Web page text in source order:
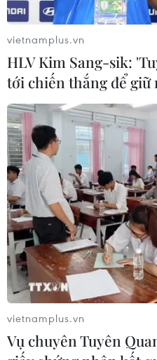
vietnamplus.vn
HLV Kim Sang-sik:
tới chiến thắng để giữ
vietnamplus.vn
Vụ chuyên Tuyên